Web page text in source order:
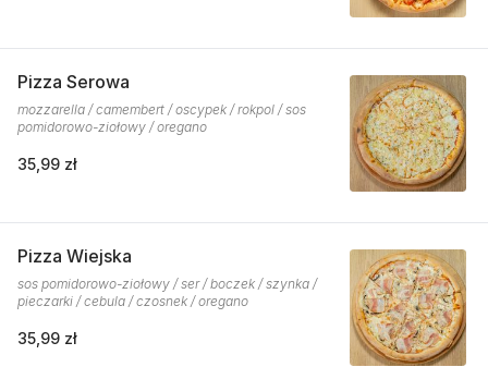
Pizza Serowa
mozzarella / camembert / oscypek / rokpol / sos
pomidorowo-ziołowy / oregano
35,99 zł
Pizza Wiejska
sos pomidorowo-ziołowy / ser / boczek / szynka /
pieczarki / cebula / czosnek / oregano
35,99 zł